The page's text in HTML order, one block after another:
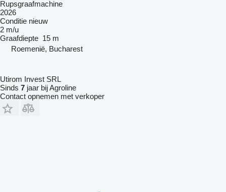
Rupsgraafmachine
2026
Conditie nieuw
2 m/u
Graafdiepte 15 m
Roemenië, Bucharest
Utirom Invest SRL
Sinds 7 jaar bij Agroline
Contact opnemen met verkoper